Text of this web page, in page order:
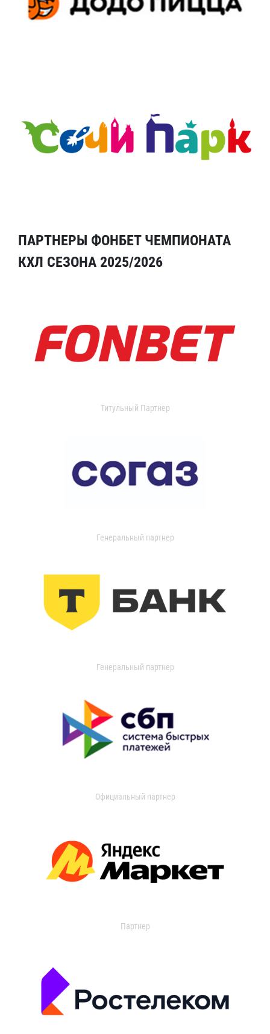
ПАРТНЕРЫ ФОНБЕТ ЧЕМПИОНАТА
КХЛ СЕЗОНА 2025/2026
Титульный Партнер
Генеральный партнер
Генеральный партнер
Официальный партнер
Партнер